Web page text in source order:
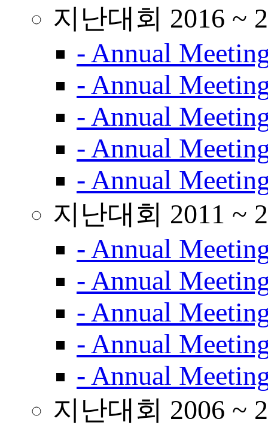
지난대회 2016 ~
- Annual
- Annual
- Annual
- Annual
- Annual
지난대회 2011 ~
- Annual
- Annual
- Annual
- Annual
- Annual
지난대회 2006 ~